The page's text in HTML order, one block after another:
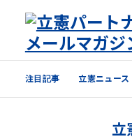
注目記事 立憲ニュース
立